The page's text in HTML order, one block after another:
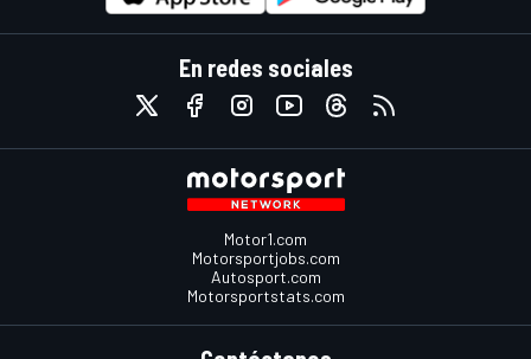
En redes sociales
Motor1.com
Motorsportjobs.com
Autosport.com
Motorsportstats.com